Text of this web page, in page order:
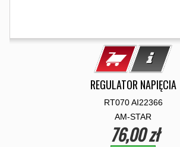
REGULATOR NAPIĘCIA
RT070 AI22366
AM-STAR
76,00 zł